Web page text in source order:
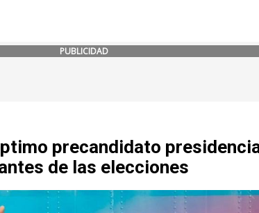
PUBLICIDAD
precandidato
de las elecciones